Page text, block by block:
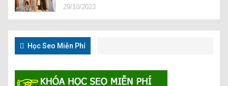
29/10/2023
Học Seo Miễn Phí